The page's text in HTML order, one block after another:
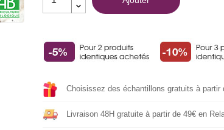
Choisissez des échantillons gratuits à partir
Livraison 48H gratuite à partir de 49€ en